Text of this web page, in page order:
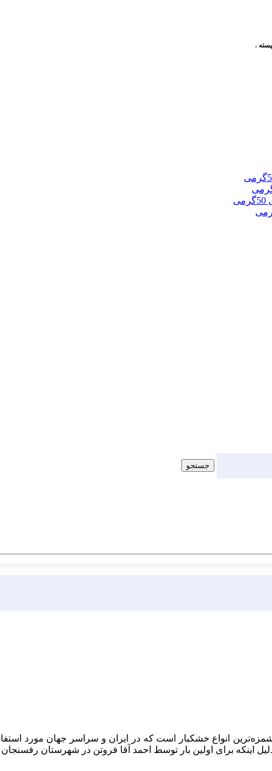
.
جستجو
انواع خشکبار است که در ایران و سراسر جهان مورد
اینکه برای اولین بار توسط احمد آقا فروتن در شهرستان